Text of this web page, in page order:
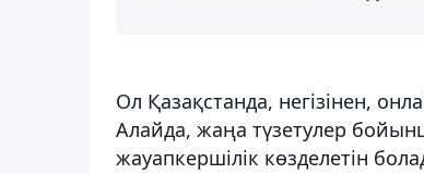
Ол Қазақстанда, негізінен,
Алайда, жаңа түзетулер
жауапкершілік көзделетін